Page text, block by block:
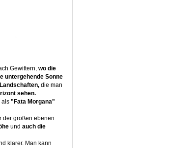
Gewittern, wo die
untergehende Sonne
die man
sehen.
als "Fata Morgana"
der großen ebenen
und auch die
klarer. Man kann